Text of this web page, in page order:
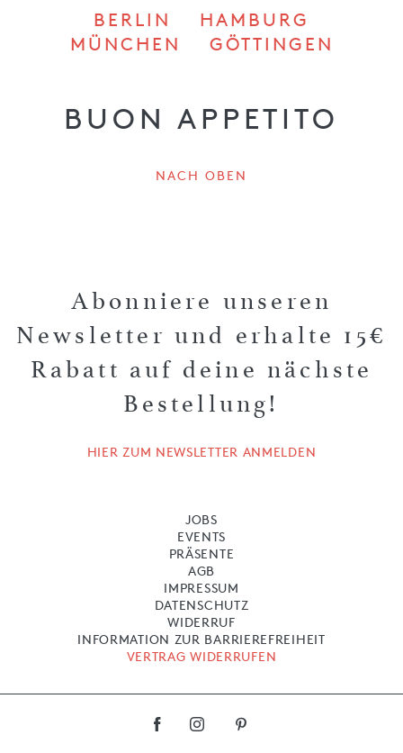
BERLIN
HAMBURG
MÜNCHEN
GÖTTINGEN
BUON APPETITO
NACH OBEN
Abonniere unseren
Newsletter und erhalte 15€
Rabatt auf deine nächste
Bestellung!
HIER ZUM NEWSLETTER ANMELDEN
JOBS
EVENTS
PRÄSENTE
AGB
IMPRESSUM
DATENSCHUTZ
WIDERRUF
INFORMATION ZUR BARRIEREFREIHEIT
VERTRAG WIDERRUFEN